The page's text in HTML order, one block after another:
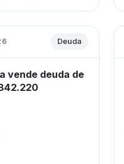
Deuda
vende deuda de